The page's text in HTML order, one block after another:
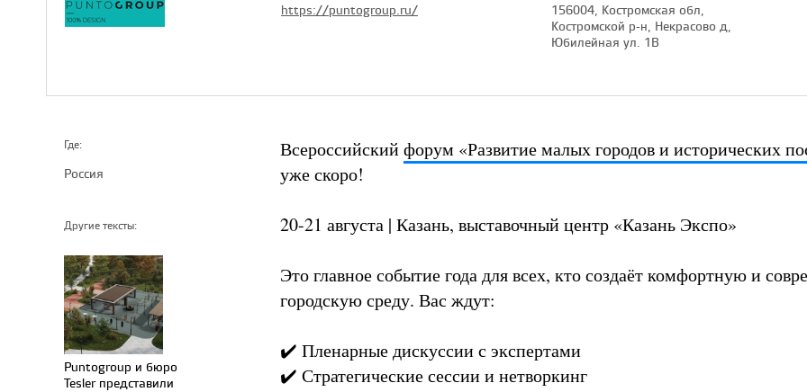
https://puntogroup.ru/
156004, Костромская обл,
Костромской р-н, Некрасово д,
Юбилейная ул. 1В
Где:
Россия
Другие тексты:
Puntogroup и бюро
Tesler представили
Всероссийскийфорум «Развитие малых городов и исторических
уже скоро!
20-21 августа | Казань, выставочный центр «Казань Экспо»
Это главное событие года для всех, кто создаёт комфортную и
городскую среду. Вас ждут:
✔️ Пленарные дискуссии с экспертами
✔️ Стратегические сессии и нетворкинг